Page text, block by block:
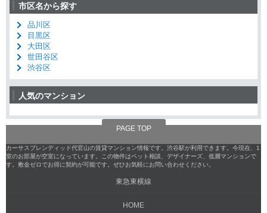
市区名から探す
品川区
目黒区
大田区
世田谷区
渋谷区
人気のマンション
PAGE TOP
カーサスプレンディッド代官山の賃貸マンション情報です。渋谷駅が利用できます。今現在、1
室のお部屋が空室になっています。この物件はペット相談、デザイナーズ、低層マンションで
す。敷金ゼロでお得に契約が可能です。ぜひお気軽にお問い合わせください。
東急東横線
HOME